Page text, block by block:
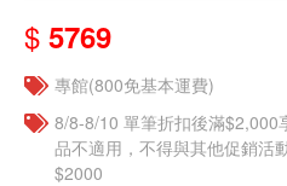
$ 5769
專館(800免基本運費)
8/8-8/10 單筆折扣後滿$2,000
品不適用，不得與其他促銷活
$2000